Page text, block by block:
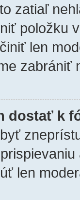
zatiaľ
položku
len
zabrániť
dostať k
len